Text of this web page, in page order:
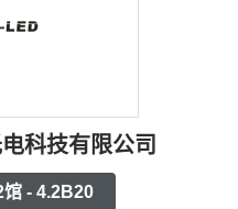
科技有限公司
馆 - 4.2B20